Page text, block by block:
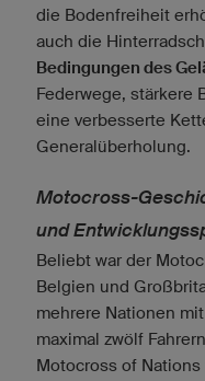
die Bodenfreiheit
auch die
Bedingungen des
Federwege, stärkere
eine verbesserte
Generalüberholung.
Motocross-
und
Beliebt war der
Belgien und
mehrere Nationen
maximal zwölf
Motocross of